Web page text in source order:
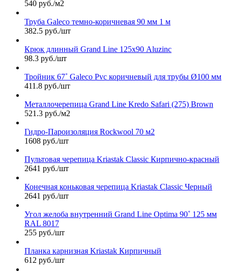
540 руб./м2
Труба Galeco темно-коричневая 90 мм 1 м
382.5 руб./шт
Крюк длинный Grand Line 125х90 Aluzinc
98.3 руб./шт
Тройник 67˚ Galeco Pvc коричневый для трубы Ø100 мм
411.8 руб./шт
Металлочерепица Grand Line Kredo Safari (275) Brown
521.3 руб./м2
Гидро-Пароизоляция Rockwool 70 м2
1608 руб./шт
Пультовая черепица Kriastak Classic Кирпично-красный
2641 руб./шт
Конечная коньковая черепица Kriastak Classic Черный
2641 руб./шт
Угол желоба внутренний Grand Line Optima 90˚ 125 мм
RAL 8017
255 руб./шт
Планка карнизная Kriastak Кирпичный
612 руб./шт